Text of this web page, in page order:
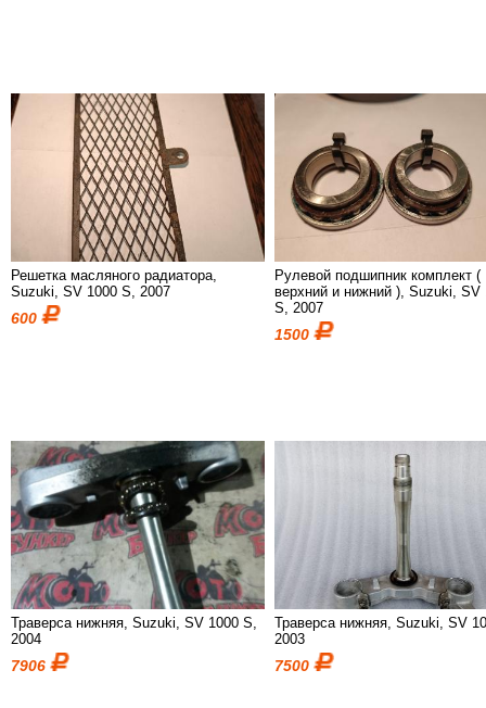
Решетка масляного радиатора,
Suzuki, SV 1000 S, 2007
600
Рулевой подшипник комплект (
верхний и нижний ), Suzuki, SV
S, 2007
1500
Траверса нижняя, Suzuki, SV 1000 S,
2004
7906
Траверса нижняя, Suzuki, SV
2003
7500